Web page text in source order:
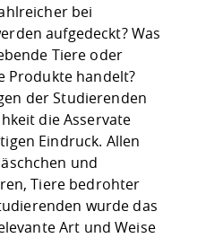
bei
aufgedeckt? Was
Tiere oder
Produkte handelt?
der Studierenden
die Asservate
Eindruck. Allen
und
Tiere bedrohter
wurde das
Art und Weise